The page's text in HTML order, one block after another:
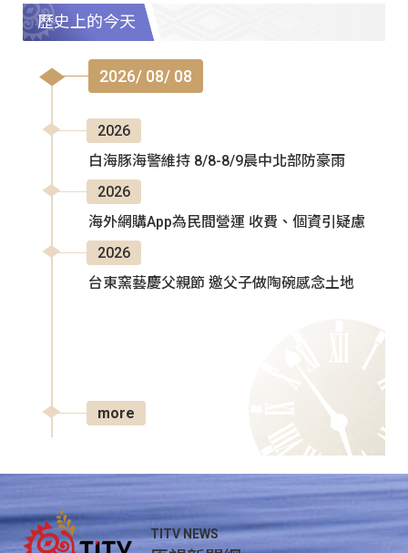
歷史上的今天
2026/ 08/ 08
2026
白海豚海警維持 8/8-8/9晨中北部防豪雨
2026
海外網購App為民間營運 收費、個資引疑慮
2026
台東窯藝慶父親節 邀父子做陶碗感念土地
more
TITV NEWS